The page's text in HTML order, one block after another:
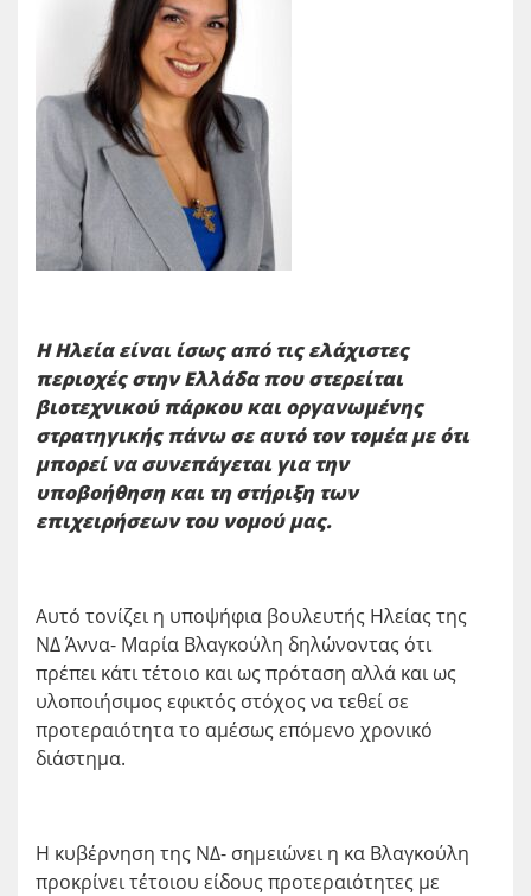
Η Ηλεία είναι ίσως από τις ελάχιστες
περιοχές στην Ελλάδα που στερείται
βιοτεχνικού πάρκου και οργανωμένης
στρατηγικής πάνω σε αυτό τον τομέα με ότι
μπορεί να συνεπάγεται για την
υποβοήθηση και τη στήριξη των
επιχειρήσεων του νομού μας.
Αυτό τονίζει η υποψήφια βουλευτής Ηλείας της
ΝΔ Άννα- Μαρία Βλαγκούλη δηλώνοντας ότι
πρέπει κάτι τέτοιο και ως πρόταση αλλά και ως
υλοποιήσιμος εφικτός στόχος να τεθεί σε
προτεραιότητα το αμέσως επόμενο χρονικό
διάστημα.
Η κυβέρνηση της ΝΔ- σημειώνει η κα Βλαγκούλη
προκρίνει τέτοιου είδους προτεραιότητες με